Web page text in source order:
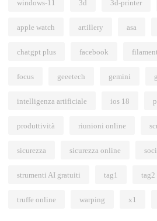
windows-11 3d 3d-printer
apple watch artillery asa
chatgpt plus facebook filament
focus geeetech gemini
intelligenza artificiale ios 18
produttività riunioni online
sicurezza sicurezza online
strumenti AI gratuiti tag1 tag2
truffe online warping x1